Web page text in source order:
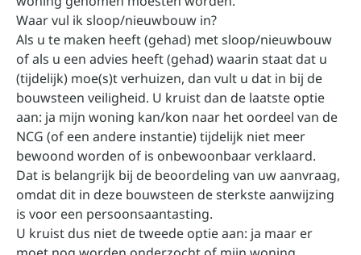
Waar vul ik sloop/nieuwbouw in?
Als u te maken heeft (gehad) met sloop/nieuwbouw
of als u een advies heeft (gehad) waarin staat dat u
(tijdelijk) moe(s)t verhuizen, dan vult u dat in bij de
bouwsteen veiligheid. U kruist dan de laatste optie
aan: ja mijn woning kan/kon naar het oordeel van de
NCG (of een andere instantie) tijdelijk niet meer
bewoond worden of is onbewoonbaar verklaard.
Dat is belangrijk bij de beoordeling van uw aanvraag,
omdat dit in deze bouwsteen de sterkste aanwijzing
is voor een persoonsaantasting.
U kruist dus niet de tweede optie aan: ja maar er